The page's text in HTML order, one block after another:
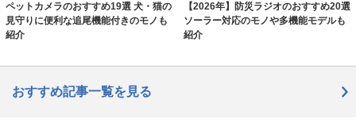
ペットカメラのおすすめ19選 犬・猫の
見守りに便利な追尾機能付きのモノも
紹介
【2026年】防災ラジオのおすすめ20選
ソーラー対応のモノや多機能モデルも
紹介
おすすめ記事一覧を見る